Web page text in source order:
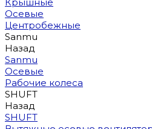
Осевые
Центробежные
Sanmu
Назад
Sanmu
Осевые
Рабочие колеса
SHUFT
Назад
SHUFT